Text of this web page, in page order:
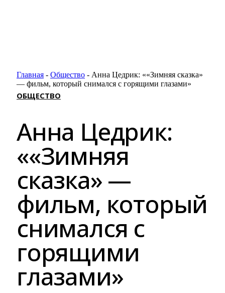
Главная - Общество - Анна Цедрик: ««Зимняя сказка»
— фильм, который снимался с горящими глазами»
ОБЩЕСТВО
Анна Цедрик:
««Зимняя
сказка» —
фильм, который
снимался с
горящими
глазами»